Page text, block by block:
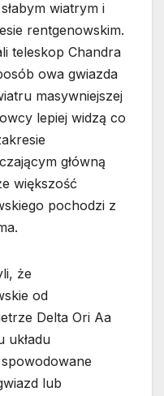
wiatrym i
rentgenowskim.
teleskop Chandra
owa gwiazda
masywniejszej
lepiej widzą co
główną
większość
pochodzi z
że
od
Delta Ori Aa
układu
lub